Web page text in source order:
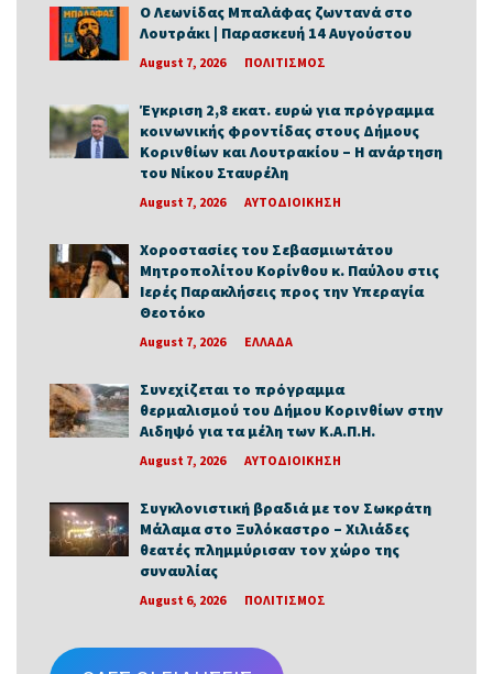
Ο Λεωνίδας Μπαλάφας ζωντανά στο
Λουτράκι | Παρασκευή 14 Αυγούστου
August 7, 2026 ΠΟΛΙΤΙΣΜΟΣ
Έγκριση 2,8 εκατ. ευρώ για πρόγραμμα
κοινωνικής φροντίδας στους Δήμους
Κορινθίων και Λουτρακίου – Η ανάρτηση
του Νίκου Σταυρέλη
August 7, 2026 ΑΥΤΟΔΙΟΙΚΗΣΗ
Χοροστασίες του Σεβασμιωτάτου
Μητροπολίτου Κορίνθου κ. Παύλου στις
Ιερές Παρακλήσεις προς την Υπεραγία
Θεοτόκο
August 7, 2026 ΕΛΛΑΔΑ
Συνεχίζεται το πρόγραμμα
θερμαλισμού του Δήμου Κορινθίων στην
Αιδηψό για τα μέλη των Κ.Α.Π.Η.
August 7, 2026 ΑΥΤΟΔΙΟΙΚΗΣΗ
Συγκλονιστική βραδιά με τον Σωκράτη
Μάλαμα στο Ξυλόκαστρο – Χιλιάδες
θεατές πλημμύρισαν τον χώρο της
συναυλίας
August 6, 2026 ΠΟΛΙΤΙΣΜΟΣ